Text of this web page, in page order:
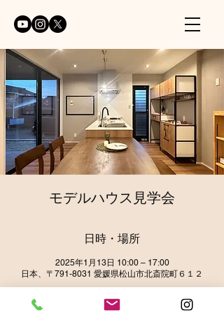
モデルハウス見学会
日時・場所
2025年1月13日 10:00 – 17:00
日本、〒791-8031 愛媛県松山市北斎院町６１２